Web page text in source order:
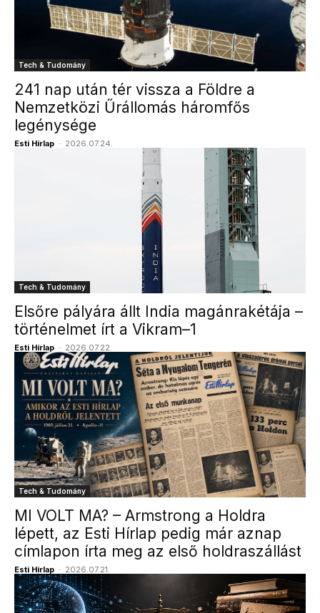
Tech & Tudomány
241 nap után tér vissza a Földre a
Nemzetközi Űrállomás háromfős
legénysége
Esti Hírlap - 2026.07.24.
Tech & Tudomány
Elsőre pályára állt India magánrakétája –
történelmet írt a Vikram–1
Esti Hírlap - 2026.07.22.
Tech & Tudomány
MI VOLT MA? – Armstrong a Holdra
lépett, az Esti Hírlap pedig már aznap
címlapon írta meg az első holdraszállást
Esti Hírlap - 2026.07.21.